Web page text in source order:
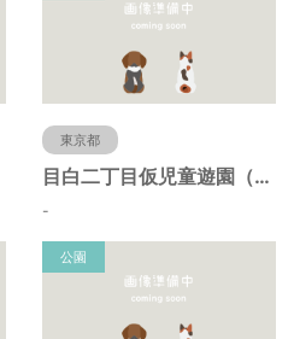
東京都
目白二丁目仮児童遊園（東京都豊島区）
-
公園